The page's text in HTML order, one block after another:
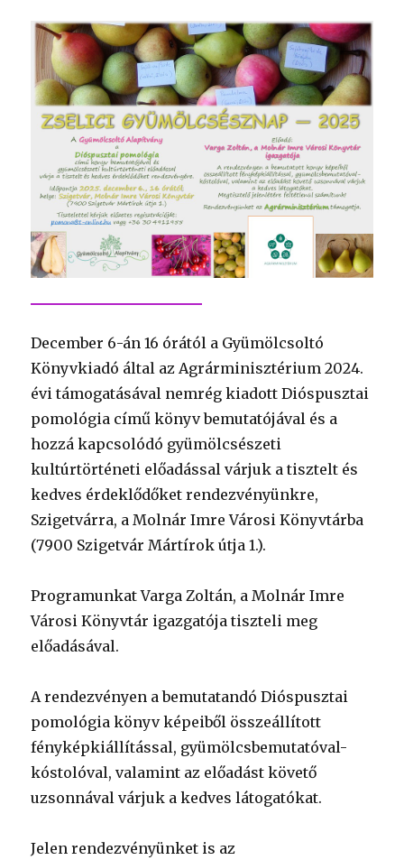
December 6-án 16 órától a Gyümölcsoltó
Könyvkiadó által az Agrárminisztérium 2024.
évi támogatásával nemrég kiadott Dióspusztai
pomológia című könyv bemutatójával és a
hozzá kapcsolódó gyümölcsészeti
kultúrtörténeti előadással várjuk a tisztelt és
kedves érdeklődőket rendezvényünkre,
Szigetvárra, a Molnár Imre Városi Könyvtárba
(7900 Szigetvár Mártírok útja 1.).
Programunkat Varga Zoltán, a Molnár Imre
Városi Könyvtár igazgatója tiszteli meg
előadásával.
A rendezvényen a bemutatandó Dióspusztai
pomológia könyv képeiből összeállított
fényképkiállítással, gyümölcsbemutatóval-
kóstolóval, valamint az előadást követő
uzsonnával várjuk a kedves látogatókat.
Jelen rendezvényünket is az